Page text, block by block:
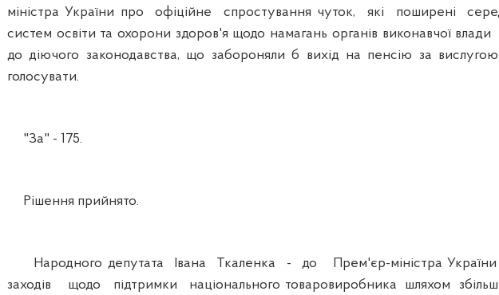
міністра України про офіційне спростування чуток, які поширені
систем освіти та охорони здоров'я щодо намагань органів виконавчої
до діючого законодавства, що забороняли б вихід на пенсію за
голосувати.
"За" - 175.
Рішення прийнято.
Народного депутата Івана Ткаленка - до Прем'єр-міністра
заходів щодо підтримки національного товаровиробника шляхом